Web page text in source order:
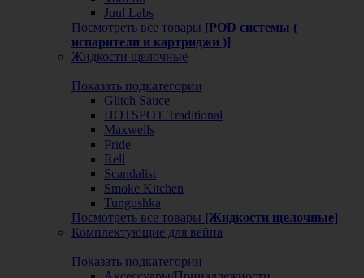
Juul Labs
Посмотреть все товары [POD системы (
испарители и картриджи )]
Жидкости щелочные
Показать подкатегории
Glitch Sauce
HOTSPOT Traditional
Maxwells
Pride
Rell
Scandalist
Smoke Kitchen
Tungushka
Посмотреть все товары [Жидкости щелочные]
Комплектующие для вейпа
Показать подкатегории